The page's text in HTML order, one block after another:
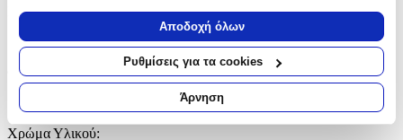
Να συλλέξουμε πληροφορίες σχετικά με τη γεωγραφική
σας τοποθεσία, οι οποίες μπορεί να είναι ακριβείς σε
απόσταση μερικών μέτρων
Να αναγνωρίσουμε τη συσκευή σας σαρώνοντας ενεργά
για συγκεκριμένα χαρακτηριστικά (δακτυλικό αποτύπωμα)
Μάθετε περισσότερα σχετικά με τον τρόπο επεξεργασίας των
προσωπικών σας δεδομένων και καθορίστε τις προτιμήσεις σας
Αποδοχή όλων
Ρυθμίσεις για τα cookies
Άρνηση
Επιχρυσωμένη:
Όχι
Φύλο:
Χρώμα Υλικού: